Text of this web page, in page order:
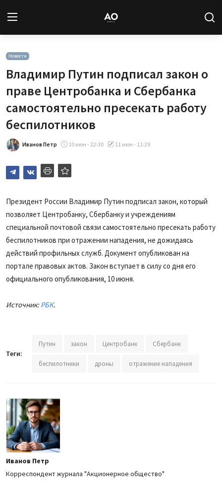
Новости
Статьи
База знаний
Подписка
Новости
Владимир Путин подписал закон о
праве Центробанка и Сбербанка
самостоятельно пресекать работу
беспилотников
Иванов Петр 10 июн - 22:30 11 июн - 11:29
Президент России Владимир Путин подписал закон, который
позволяет Центробанку, Сбербанку и учреждениям
специальной почтовой связи самостоятельно пресекать работу
беспилотников при отражении нападения, не дожидаясь
действий профильных служб. Документ опубликован на
портале правовых актов. Закон вступает в силу со дня его
официального опубликования, 10 июня.
Источник:РБК.
Теги:
Путин закон Центробанк Сбербанк
беспилотники дроны отражение нападения
Иванов Петр
Корреспондент журнала "Акционерное общество"